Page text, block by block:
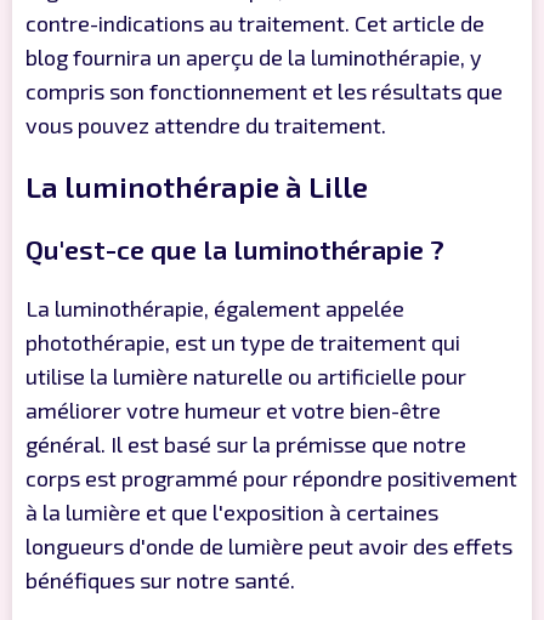
contre-indications au traitement. Cet article de
blog fournira un aperçu de la luminothérapie, y
compris son fonctionnement et les résultats que
vous pouvez attendre du traitement.
La luminothérapie à Lille
Qu'est-ce que la luminothérapie ?
La luminothérapie, également appelée
photothérapie, est un type de traitement qui
utilise la lumière naturelle ou artificielle pour
améliorer votre humeur et votre bien-être
général. Il est basé sur la prémisse que notre
corps est programmé pour répondre positivement
à la lumière et que l'exposition à certaines
longueurs d'onde de lumière peut avoir des effets
bénéfiques sur notre santé.